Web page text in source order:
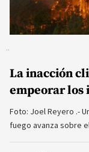
La inacción
empeorar los
Foto: Joel Reyero .-
fuego avanza sobre